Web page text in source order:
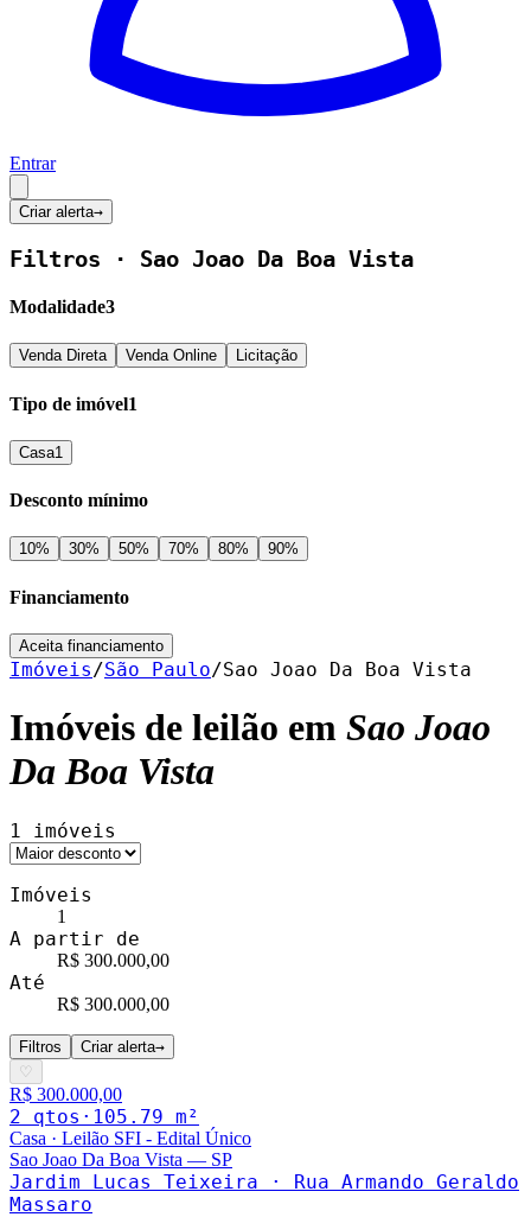
Entrar
Criar alerta→
Filtros · Sao Joao Da Boa Vista
Modalidade3
Venda Direta Venda Online Licitação
Tipo de imóvel1
Casa1
Desconto mínimo
10% 30% 50% 70% 80% 90%
Financiamento
Aceita financiamento
Imóveis/São Paulo/Sao Joao Da Boa Vista
Imóveis de leilão em Sao Joao
Da Boa Vista
1 imóveis
Imóveis
1
A partir de
R$ 300.000,00
Até
R$ 300.000,00
Filtros Criar alerta→
♡
R$ 300.000,00
2 qtos · 105.79 m²
Casa · Leilão SFI - Edital Único
Sao Joao Da Boa Vista — SP
Jardim Lucas Teixeira · Rua Armando Geraldo
Massaro